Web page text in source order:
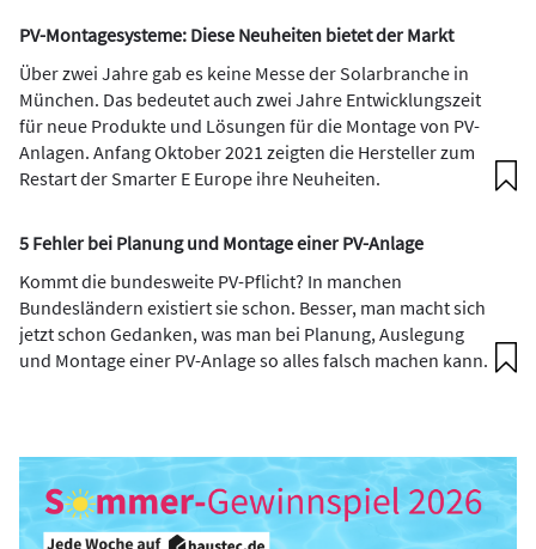
PV-Montagesysteme: Diese Neuheiten bietet der Markt
Über zwei Jahre gab es keine Messe der Solarbranche in
München. Das bedeutet auch zwei Jahre Entwicklungszeit
für neue Produkte und Lösungen für die Montage von PV-
Anlagen. Anfang Oktober 2021 zeigten die Hersteller zum
Restart der Smarter E Europe ihre Neuheiten.
5 Fehler bei Planung und Montage einer PV-Anlage
Kommt die bundesweite PV-Pflicht? In manchen
Bundesländern existiert sie schon. Besser, man macht sich
jetzt schon Gedanken, was man bei Planung, Auslegung
und Montage einer PV-Anlage so alles falsch machen kann.